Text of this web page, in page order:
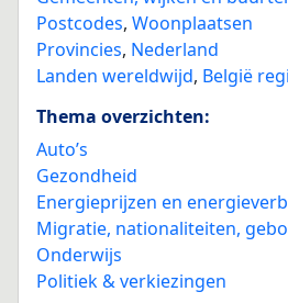
Postcodes, Woonplaatsen
Provincies, Nederland
Landen wereldwijd, België
Thema overzichten:
Auto’s
Gezondheid
Energieprijzen en
Migratie, nationaliteiten,
Onderwijs
Politiek & verkiezingen